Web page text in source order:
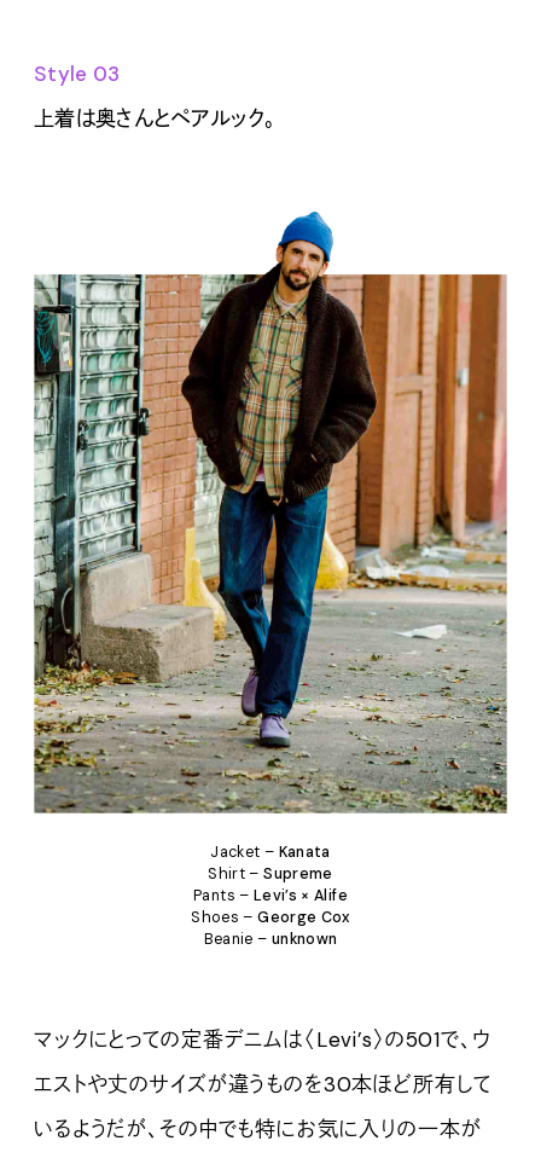
Style 03
上着は奥さんとペアルック。
Jacket – Kanata
Shirt –Supreme
Pants – Levi’s × Alife
Shoes –George Cox
Beanie – unknown
マックにとっての定番デニムは〈Levi’s〉の501で、ウ
エストや丈のサイズが違うものを30本ほど所有して
いるようだが、その中でも特にお気に入りの一本が